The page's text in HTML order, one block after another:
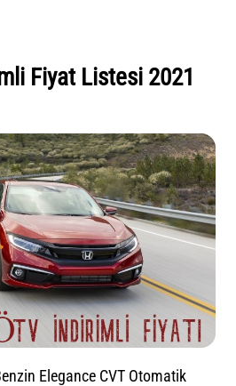
Fiyat Listesi 2021
Elegance CVT Otomatik